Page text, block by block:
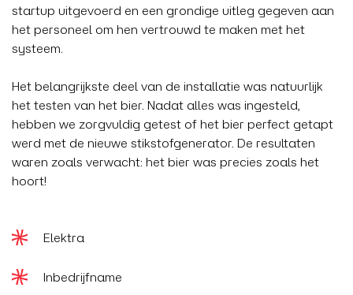
startup uitgevoerd en een grondige uitleg gegeven aan
het personeel om hen vertrouwd te maken met het
systeem.
Het belangrijkste deel van de installatie was natuurlijk
het testen van het bier. Nadat alles was ingesteld,
hebben we zorgvuldig getest of het bier perfect getapt
werd met de nieuwe stikstofgenerator. De resultaten
waren zoals verwacht: het bier was precies zoals het
hoort!
Elektra
Inbedrijfname